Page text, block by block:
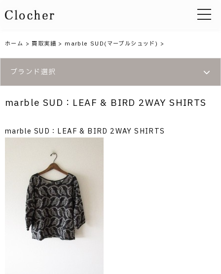
toggle
ホーム >買取実績 > marble SUD(マーブルシュッド) >
ブランド選択
marble SUD：LEAF & BIRD 2WAY SHIRTS
marble SUD：LEAF & BIRD 2WAY SHIRTS